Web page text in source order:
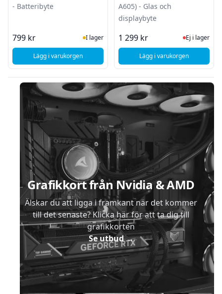
- Batteribyte
799 kr I Lager
I lager
Lägg i varukorgen, Samsung Galaxy A6 2018 (SM-A600F) - Batteribyte
A605) - Glas och
displaybyte
1 299 kr Ej i lager,
Ej i lager
Lägg i varukorgen, Samsung Galaxy
Grafikkort från Nvidia & AMD
Älskar du att ligga i framkant när det kommer
till det senaste? Klicka här för att ta dig till
grafikkorten
Se utbud→